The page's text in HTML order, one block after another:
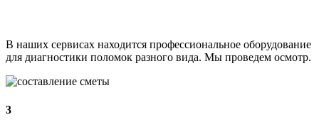
В наших сервисах находится профессиональное оборудование
для диагностики поломок разного вида. Мы проведем осмотр.
3